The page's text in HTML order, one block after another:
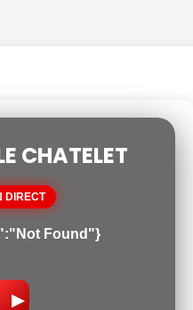
CHATELET
DIRECT
Found"}
▶